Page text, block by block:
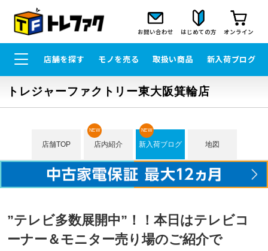
お問い合わせ はじめての方 オンライン
店舗を探す モノを売る 取扱い商品 新入荷ブログ
トレジャーファクトリー東大阪箕輪店
店舗TOP 店内紹介
NEW
新入荷ブログ
NEW
地図
”テレビ多数展開中”！！本日はテレビコ
ーナー＆モニター売り場のご紹介で